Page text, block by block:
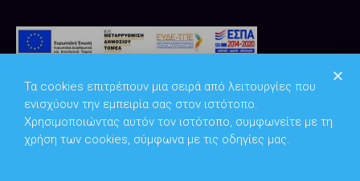
Τα cookies επιτρέπουν μια σειρά από λειτουργίες που
ενισχύουν την εμπειρία σας στον ιστότοπο.
Χρησιμοποιώντας αυτόν τον ιστότοπο, συμφωνείτε με τη
χρήση των cookies, σύμφωνα με τις οδηγίες μας.